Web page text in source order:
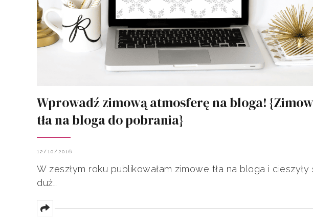
Wprowadź zimową atmosferę na bloga!
tła na bloga do pobrania}
12/10/2016
W zeszłym roku publikowałam zimowe tła na bloga i cieszyły
duż…